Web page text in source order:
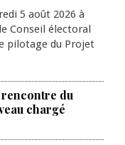
5 août 2026 à
Conseil électoral
pilotage du Projet
du
chargé